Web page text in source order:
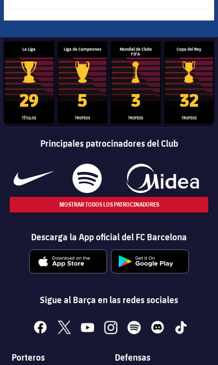
La Liga
Trofeo de La Liga
29
TÍTULOS
Liga de Campeones
Trofeo de la Liga de Campeones
5
TROFEOS
Mundial de Clubs
FIFA
Trofeo del Mundial de
3
TROFEOS
Copa del Rey
Copa del
32
TROFEOS
Principales patrocinadores del Club
MOSTRAR TODOS LOS PATROCINADORES
Descarga la App oficial del FC Barcelona
Sigue al Barça en las redes sociales
facebook
x youtubeinstagramspotify discord tiktok
Porteros Defensas